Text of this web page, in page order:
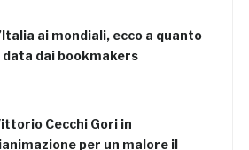
ai mondiali, ecco a quanto
data dai bookmakers
Cecchi Gori in
per un malore il